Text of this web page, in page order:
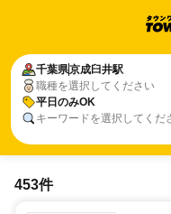
千葉県京成臼井駅
職種を選択してください
平日のみOK
キーワードを選択してくだ
453件